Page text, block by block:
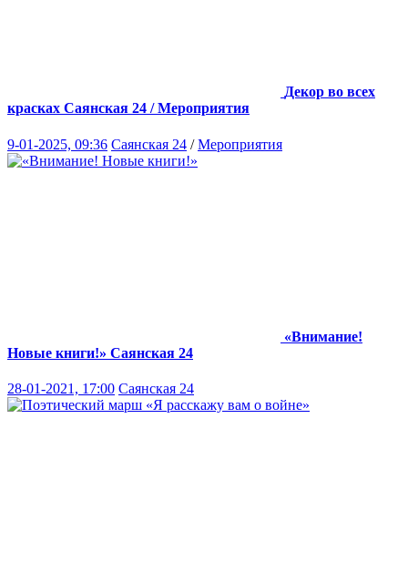
Декор во всех
красках Саянская 24 / Мероприятия
9-01-2025, 09:36 Саянская 24 /Мероприятия
«Внимание!
Новые книги!» Саянская 24
28-01-2021, 17:00 Саянская 24